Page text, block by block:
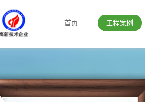
首页 工程案例